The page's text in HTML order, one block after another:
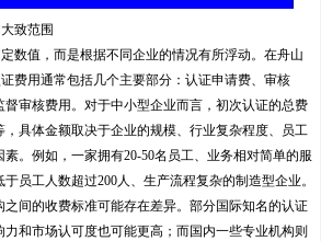
致范围
数值，而是根据不同企业的情况有所浮动。在舟山
费用通常包括几个主要部分：认证申请费、审核
审核费用。对于中小型企业而言，初次认证的总费
具体金额取决于企业的规模、行业复杂程度、员工
。例如，一家拥有20-50名员工、业务相对简单的服
员工人数超过200人、生产流程复杂的制造型企业。
间的收费标准可能存在差异。部分国际知名的认证
和市场认可度也可能更高；而国内一些专业机构则